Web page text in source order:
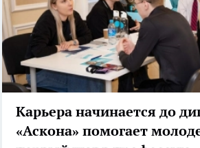
Карьера начинается до
«Аскона» помогает